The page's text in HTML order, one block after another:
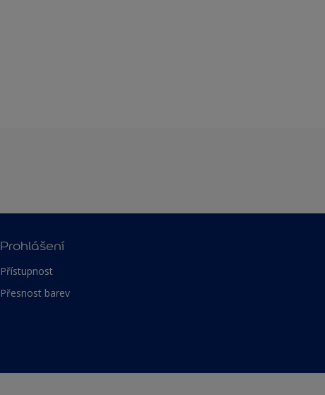
Prohlášení
Přístupnost
Přesnost barev